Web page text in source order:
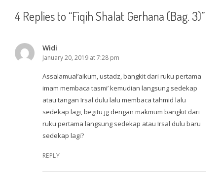
4 Replies to “Fiqih Shalat Gerhana (Bag. 3)”
Widi
January 20, 2019 at 7:28 pm
Assalamual’aikum, ustadz, bangkit dari ruku pertama
imam membaca tasmi’ kemudian langsung sedekap
atau tangan Irsal dulu lalu membaca tahmid lalu
sedekap lagi, begitu jg dengan makmum bangkit dari
ruku pertama langsung sedekap atau Irsal dulu baru
sedekap lagi?
REPLY